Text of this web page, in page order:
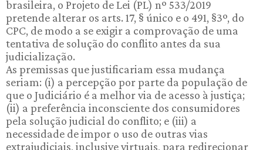
brasileira, o Projeto de Lei (PL) nº 533/2019
pretende alterar os arts. 17, § único e o 491, §3º, do
CPC, de modo a se exigir a comprovação de uma
tentativa de solução do conflito antes da sua
judicialização.
As premissas que justificariam essa mudança
seriam: (i) a percepção por parte da população de
que o Judiciário é a melhor via de acesso à justiça;
(ii) a preferência inconsciente dos consumidores
pela solução judicial do conflito; e (iii) a
necessidade de impor o uso de outras vias
extrajudiciais, inclusive virtuais, para redirecionar